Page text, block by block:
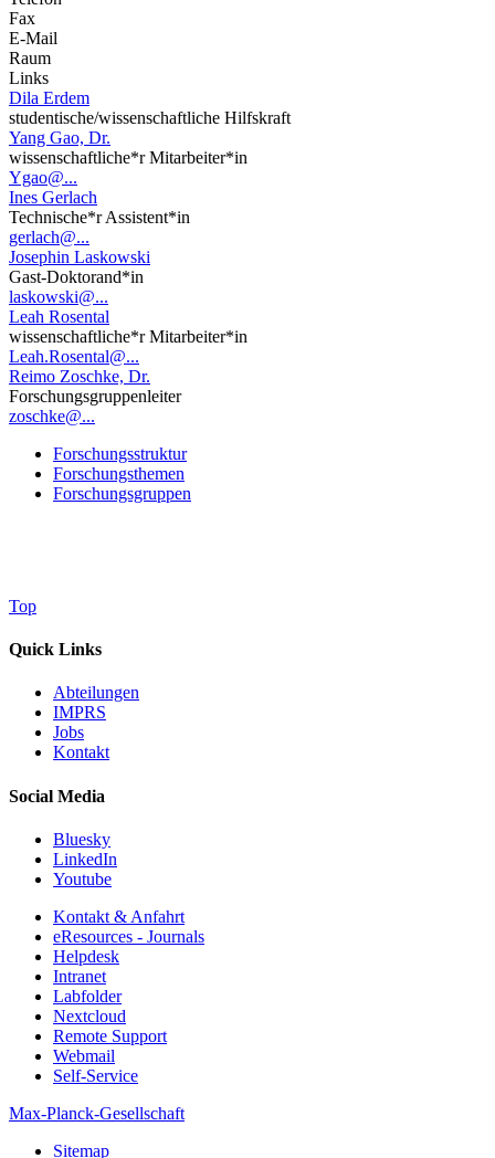
Fax
E-Mail
Raum
Links
Dila Erdem
studentische/wissenschaftliche Hilfskraft
Yang Gao, Dr.
wissenschaftliche*r Mitarbeiter*in
Ygao@...
Ines Gerlach
Technische*r Assistent*in
gerlach@...
Josephin Laskowski
Gast-Doktorand*in
laskowski@...
Leah Rosental
wissenschaftliche*r Mitarbeiter*in
Leah.Rosental@...
Reimo Zoschke, Dr.
Forschungsgruppenleiter
zoschke@...
Forschungsstruktur
Forschungsthemen
Forschungsgruppen
Top
Quick Links
Abteilungen
IMPRS
Jobs
Kontakt
Social Media
Bluesky
LinkedIn
Youtube
Kontakt & Anfahrt
eResources - Journals
Helpdesk
Intranet
Labfolder
Nextcloud
Remote Support
Webmail
Self-Service
Max-Planck-Gesellschaft
Sitemap